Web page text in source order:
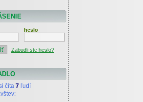
heslo
Zabudli ste heslo?
číta 7 ľudí